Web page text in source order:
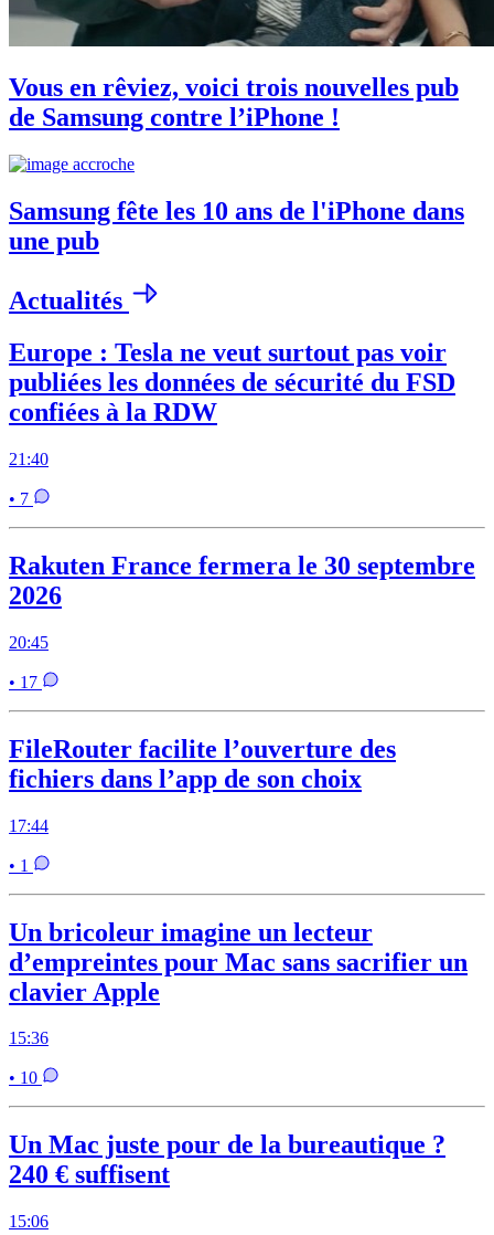
Vous en rêviez, voici trois nouvelles pub
de Samsung contre l’iPhone !
Samsung fête les 10 ans de l'iPhone dans
une pub
Actualités
Europe : Tesla ne veut surtout pas voir
publiées les données de sécurité du FSD
confiées à la RDW
21:40
• 7
Rakuten France fermera le 30 septembre
2026
20:45
• 17
FileRouter facilite l’ouverture des
fichiers dans l’app de son choix
17:44
• 1
Un bricoleur imagine un lecteur
d’empreintes pour Mac sans sacrifier un
clavier Apple
15:36
• 10
Un Mac juste pour de la bureautique ?
240 € suffisent
15:06